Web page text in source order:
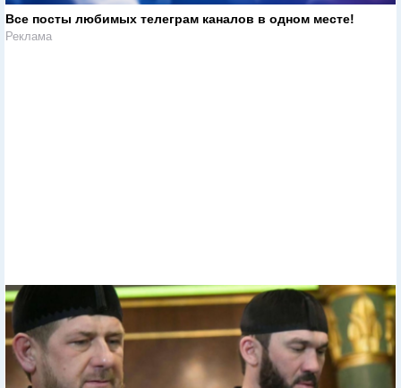
Все посты любимых телеграм каналов в одном месте!
Реклама